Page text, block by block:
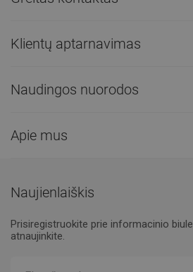
Klientų aptarnavimas
Naudingos nuorodos
Apie mus
Naujienlaiškis
Prisiregistruokite prie informacinio
atnaujinkite.